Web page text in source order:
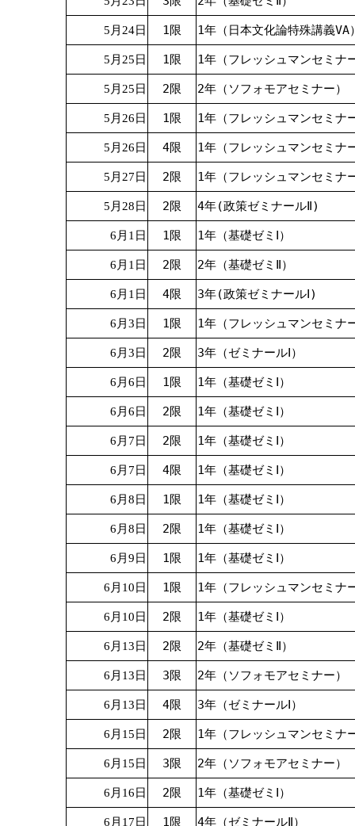
5月24日 1限 1年（日本文化論特殊講義VA
5月25日 1限 1年（フレッシュマンセミナ
5月25日 2限 2年（ソフォモアセミナー）
5月26日 1限 1年（フレッシュマンセミナ
5月26日 4限 1年（フレッシュマンセミナ
5月27日 2限 1年（フレッシュマンセミナ
5月28日 2限 4年(政策ゼミナールⅡ)
6月1日 1限 1年（基礎ゼミⅠ）
6月1日 2限 2年（基礎ゼミⅡ）
6月1日 4限 3年(政策ゼミナールⅠ)
6月3日 1限 1年（フレッシュマンセミナ
6月3日 2限 3年（ゼミナールⅠ）
6月6日 1限 1年（基礎ゼミⅠ）
6月6日 2限 1年（基礎ゼミⅠ）
6月7日 2限 1年（基礎ゼミⅠ）
6月7日 4限 1年（基礎ゼミⅠ）
6月8日 1限 1年（基礎ゼミⅠ）
6月8日 2限 1年（基礎ゼミⅠ）
6月9日 1限 1年（基礎ゼミⅠ）
6月10日 1限 1年（フレッシュマンセミナ
6月10日 2限 1年（基礎ゼミⅠ）
6月13日 2限 2年（基礎ゼミⅡ）
6月13日 3限 2年（ソフォモアセミナー）
6月13日 4限 3年（ゼミナールⅠ）
6月15日 2限 1年（フレッシュマンセミナ
6月15日 3限 2年（ソフォモアセミナー）
6月16日 2限 1年（基礎ゼミⅠ）
6月17日 1限 4年（ゼミナールⅡ）